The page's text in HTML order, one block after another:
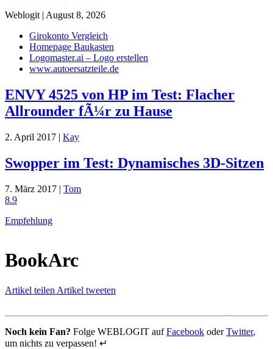
Weblogit | August 8, 2026
Girokonto Vergleich
Homepage Baukasten
Logomaster.ai – Logo erstellen
www.autoersatzteile.de
ENVY 4525 von HP im Test: Flacher
Allrounder fÃ¼r zu Hause
2. April 2017 | Kay
Swopper im Test: Dynamisches 3D-Sitzen
7. März 2017 | Tom
8.9
Empfehlung
BookArc
Artikel teilen Artikel tweeten
Noch kein Fan? Folge WEBLOGIT aufFacebook oderTwitter,
um nichts zu verpassen! ↵